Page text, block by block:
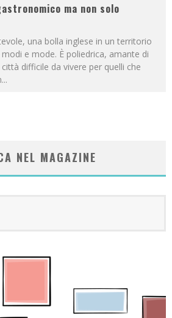
ma non solo
una bolla inglese in un territorio
e mode. È poliedrica, amante di
difficile da vivere per quelli che
...
NEL MAGAZINE